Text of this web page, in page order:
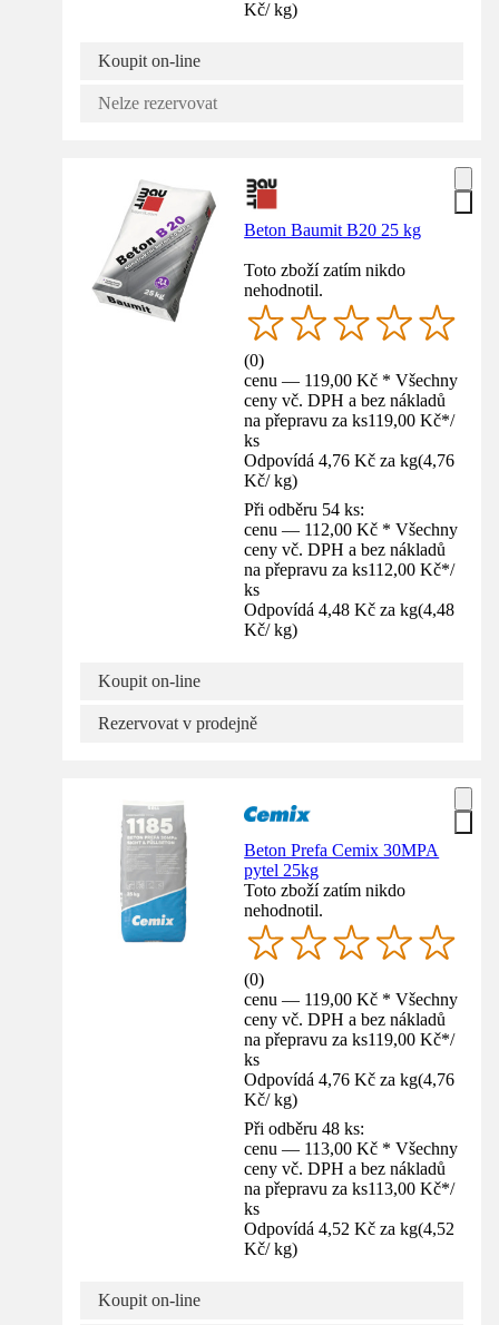
Kč/ kg)
Koupit on-line
Nelze rezervovat
Beton Baumit B20 25 kg
Toto zboží zatím nikdo
nehodnotil.
(0)
cenu — 119,00 Kč * Všechny
ceny vč. DPH a bez nákladů
na přepravu za ks119,00 Kč*/
ks
Odpovídá 4,76 Kč za kg(4,76
Kč/ kg)
Při odběru 54 ks:
cenu — 112,00 Kč * Všechny
ceny vč. DPH a bez nákladů
na přepravu za ks112,00 Kč*/
ks
Odpovídá 4,48 Kč za kg(4,48
Kč/ kg)
Koupit on-line
Rezervovat v prodejně
Beton Prefa Cemix 30MPA
pytel 25kg
Toto zboží zatím nikdo
nehodnotil.
(0)
cenu — 119,00 Kč * Všechny
ceny vč. DPH a bez nákladů
na přepravu za ks119,00 Kč*/
ks
Odpovídá 4,76 Kč za kg(4,76
Kč/ kg)
Při odběru 48 ks:
cenu — 113,00 Kč * Všechny
ceny vč. DPH a bez nákladů
na přepravu za ks113,00 Kč*/
ks
Odpovídá 4,52 Kč za kg(4,52
Kč/ kg)
Koupit on-line